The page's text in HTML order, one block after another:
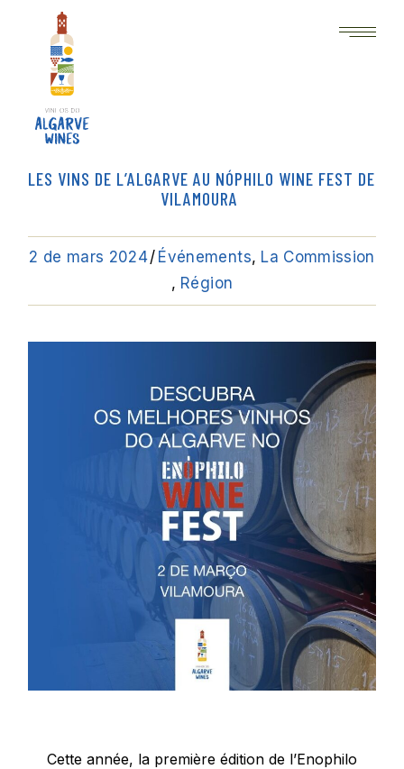
LES VINS DE L’ALGARVE AU NÓPHILO WINE FEST DE
VILAMOURA
2 de mars 2024 Événements La Commission
Région
Cette année, la première édition de l’Enophilo